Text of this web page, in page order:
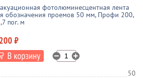
фотолюминесцентная лента
обозначения проемов 50 мм, Профи 200,
пог. м
₽
50